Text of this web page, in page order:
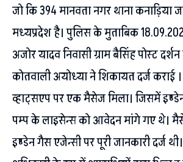
जो कि 394 मानवता नगर थाना कनाड़िया
मध्यप्रदेश है। पुलिस के मुताबिक
अजोर यादव निवासी ग्राम बैसिंह पोस्ट
कोतवाली अयोध्या ने शिकायत दर्ज कराई
व्हाट्सएप पर एक मैसेज मिला। जिसमें
पम्प के लाइसेन्स को आवेदन मांगे गए थे।
इण्डेन गैस एजेन्सी पर पूरी जानकारी दर्ज